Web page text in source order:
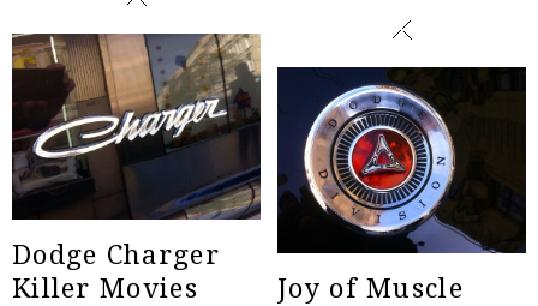
Dodge Charger
Killer Movies
Joy of Muscle